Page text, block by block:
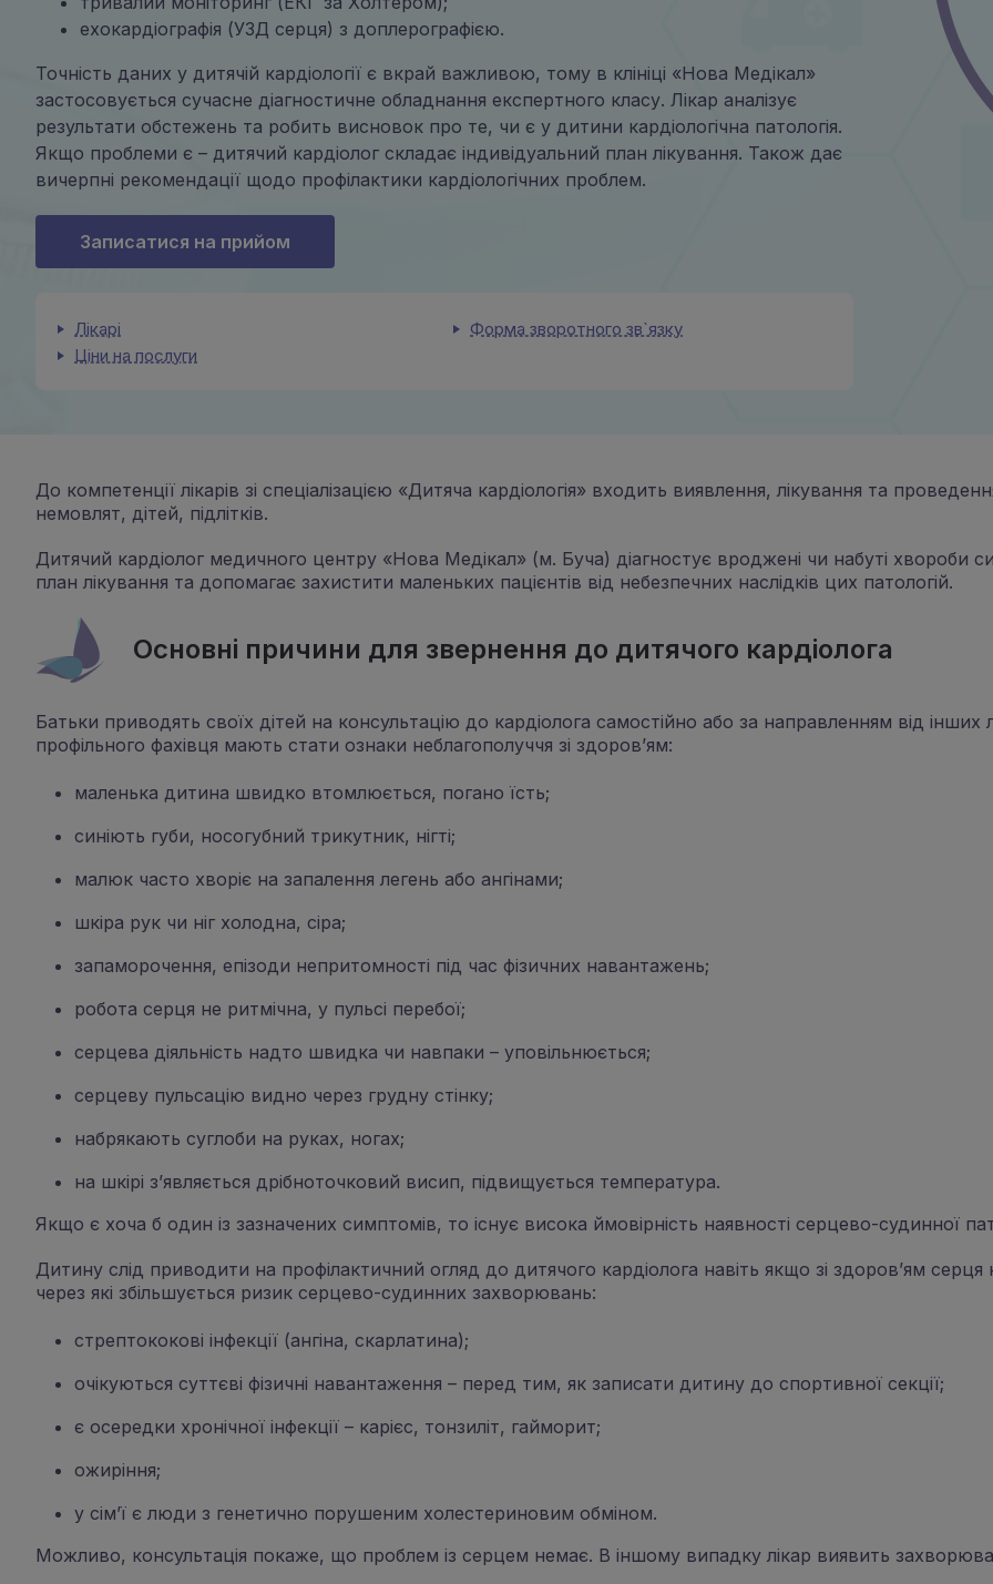
ехокардіографія (УЗД серця) з доплерографією.
Точність даних у дитячій кардіології є вкрай важливою, тому в клініці «Нова Медікал»
застосовується сучасне діагностичне обладнання експертного класу. Лікар аналізує
результати обстежень та робить висновок про те, чи є у дитини кардіологічна патологія.
Якщо проблеми є – дитячий кардіолог складає індивідуальний план лікування. Також дає
вичерпні рекомендації щодо профілактики кардіологічних проблем.
Записатися на прийом
Лікарі
Ціни на послуги
Форма зворотного зв`язку
До компетенції лікарів зі спеціалізацією «Дитяча кардіологія» входить виявлення, лікування та
немовлят, дітей, підлітків.
Дитячий кардіолог медичного центру «Нова Медікал» (м. Буча) діагностує вроджені чи набуті хвороби
план лікування та допомагає захистити маленьких пацієнтів від небезпечних наслідків цих патологій.
Основні причини для звернення до дитячого кардіолога
Батьки приводять своїх дітей на консультацію до кардіолога самостійно або за направленням від
профільного фахівця мають стати ознаки неблагополуччя зі здоров’ям:
маленька дитина швидко втомлюється, погано їсть;
синіють губи, носогубний трикутник, нігті;
малюк часто хворіє на запалення легень або ангінами;
шкіра рук чи ніг холодна, сіра;
запаморочення, епізоди непритомності під час фізичних навантажень;
робота серця не ритмічна, у пульсі перебої;
серцева діяльність надто швидка чи навпаки – уповільнюється;
серцеву пульсацію видно через грудну стінку;
набрякають суглоби на руках, ногах;
на шкірі з’являється дрібноточковий висип, підвищується температура.
Якщо є хоча б один із зазначених симптомів, то існує висока ймовірність наявності серцево-судинної
Дитину слід приводити на профілактичний огляд до дитячого кардіолога навіть якщо зі здоров’ям
через які збільшується ризик серцево-судинних захворювань:
стрептококові інфекції (ангіна, скарлатина);
очікуються суттєві фізичні навантаження – перед тим, як записати дитину до спортивної секції;
є осередки хронічної інфекції – карієс, тонзиліт, гайморит;
ожиріння;
у сім’ї є люди з генетично порушеним холестериновим обміном.
Можливо, консультація покаже, що проблем із серцем немає. В іншому випадку лікар виявить